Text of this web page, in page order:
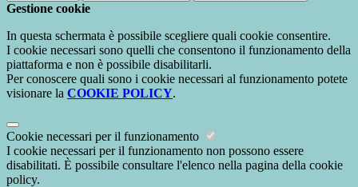
Gestione cookie
In questa schermata è possibile scegliere quali cookie consentire.
I cookie necessari sono quelli che consentono il funzionamento della
piattaforma e non è possibile disabilitarli.
Per conoscere quali sono i cookie necessari al funzionamento potete
visionare la COOKIE POLICY.
Cookie necessari per il funzionamento
I cookie necessari per il funzionamento non possono essere
disabilitati. È possibile consultare l'elenco nella pagina della cookie
policy.